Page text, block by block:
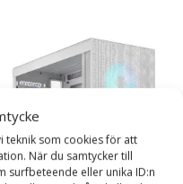
teknik som cookies för att
När du samtycker till
surfbeteende eller unika ID:n